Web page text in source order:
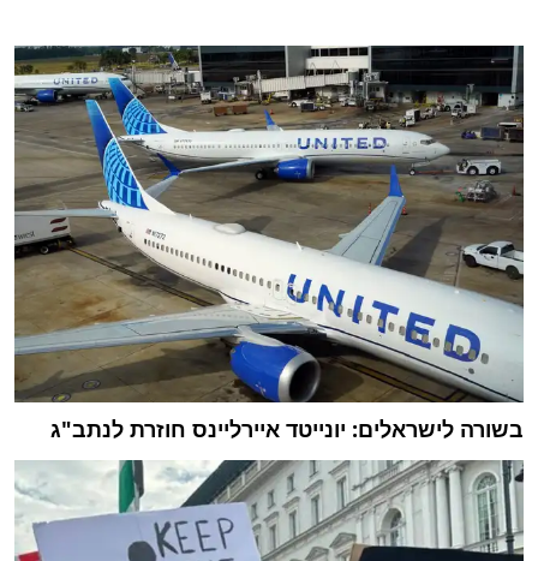
בשורה לישראלים: יונייטד איירליינס חוזרת לנתב"ג